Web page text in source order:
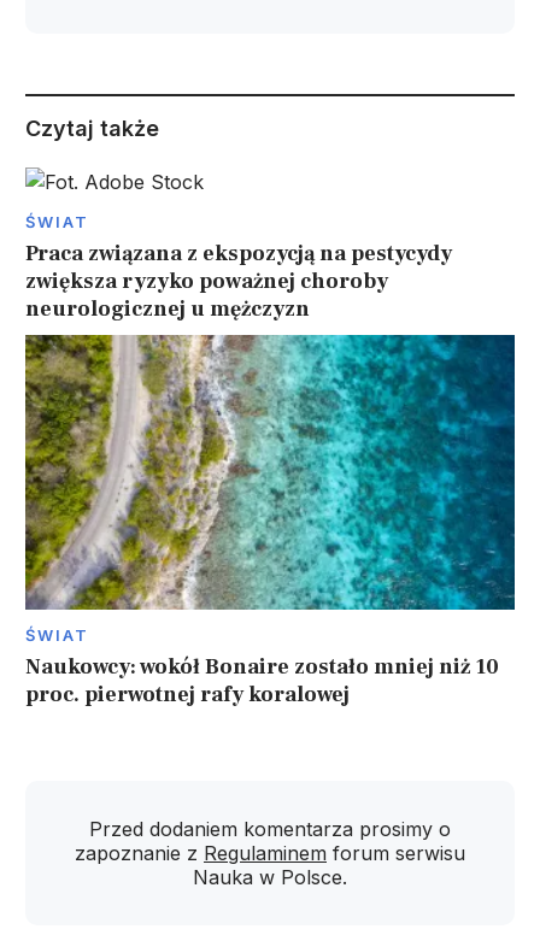
Czytaj także
ŚWIAT
Praca związana z ekspozycją na pestycydy
zwiększa ryzyko poważnej choroby
neurologicznej u mężczyzn
ŚWIAT
Naukowcy: wokół Bonaire zostało mniej niż 10
proc. pierwotnej rafy koralowej
Przed dodaniem komentarza prosimy o
zapoznanie z Regulaminem forum serwisu
Nauka w Polsce.